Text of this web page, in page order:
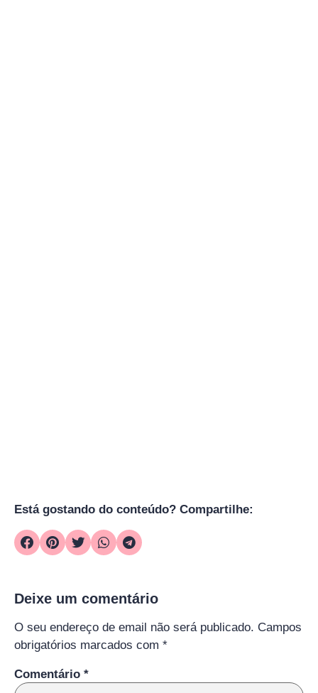
Está gostando do conteúdo? Compartilhe:
Deixe um comentário
O seu endereço de email não será publicado. Campos
obrigatórios marcados com *
Comentário *